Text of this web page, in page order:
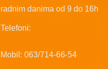
radnim danima od 9 do 16h
Telefoni:
Mobil: 063/714-66-54